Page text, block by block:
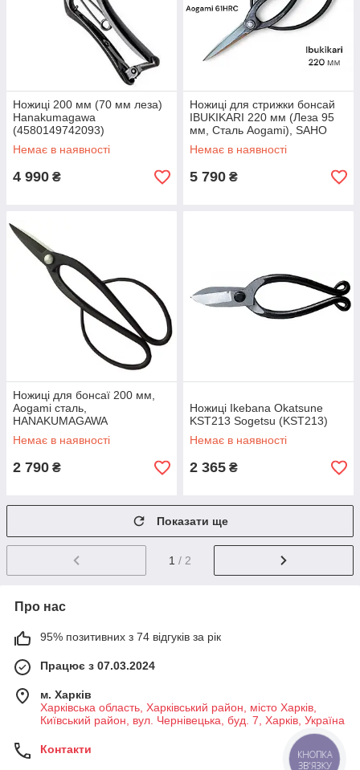
Ножиці 200 мм (70 мм леза)
Hanakumagawa
(4580149742093)
Немає в наявності
4 990 ₴
Ножиці для стрижки бонсай
IBUKIKARI 220 мм (Леза 95
мм, Сталь Aogami), SAHO
HONMAMON
Немає в наявності
5 790 ₴
Ножиці для бонсаї 200 мм,
Aogami сталь,
HANAKUMAGAWA
(4582243654555)
Немає в наявності
2 790 ₴
Ножиці Ikebana Okatsune
KST213 Sogetsu (KST213)
Немає в наявності
2 365 ₴
Показати ще
1 / 2
Про нас
95% позитивних з 74 відгуків за рік
Працює з 07.03.2024
м. Харків
Харківська область, Харківський район, місто Харків,
Київський район, вул. Чернівецька, буд. 7, Харків, Україна
Контакти
КНОПКА
ЗВ'ЯЗКУ